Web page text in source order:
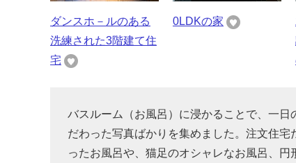
ダンスホ－ルのある
洗練された3階建て住
宅
0LDKの家
バスルーム（お風呂）に浸かることで、一
だわった写真ばかりを集めました。注文住
ったお風呂や、猫足のオシャレなお風呂、